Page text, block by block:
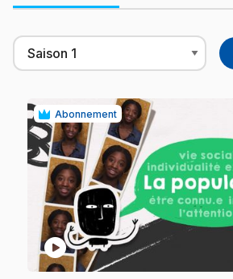
Abonnement
play_circle